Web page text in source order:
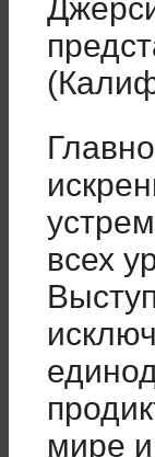
всех
мире